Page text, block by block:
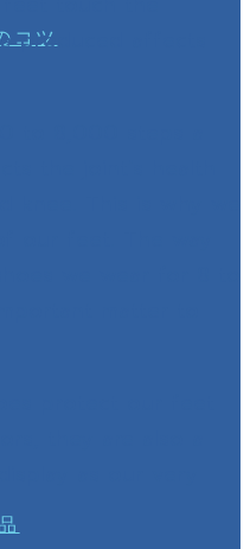
コツ
produced affects
to 8,000 steps a
the joint’s health
This is why we
feet. The way
we wear for 8 to
matter to
protect our feet
they are also a
as our very